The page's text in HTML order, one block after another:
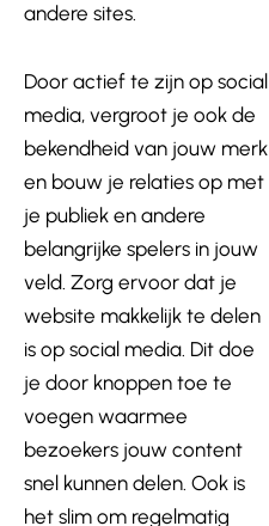
andere sites.
Door actief te zijn op social
media, vergroot je ook de
bekendheid van jouw merk
en bouw je relaties op met
je publiek en andere
belangrijke spelers in jouw
veld. Zorg ervoor dat je
website makkelijk te delen
is op social media. Dit doe
je door knoppen toe te
voegen waarmee
bezoekers jouw content
snel kunnen delen. Ook is
het slim om regelmatig